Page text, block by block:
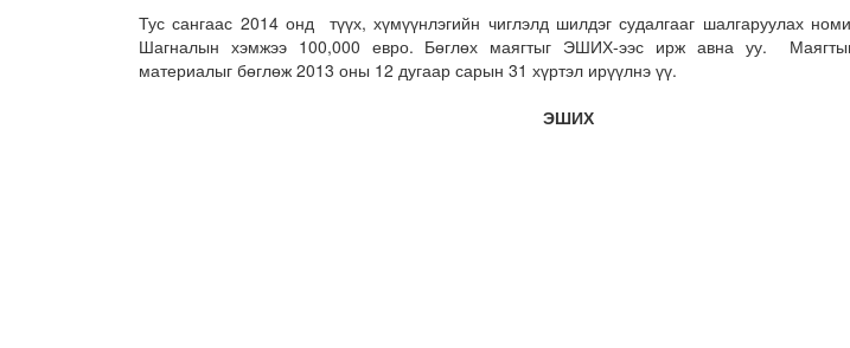
Тус сангаас 2014 онд түүх, хүмүүнлэгийн чиглэлд шилдэг судалгааг шалгаруулах
Шагналын хэмжээ 100,000 евро. Бөглөх маягтыг ЭШИХ-ээс ирж авна уу.
материалыг бөглөж 2013 оны 12 дугаар сарын 31 хүртэл ирүүлнэ үү.
ЭШИХ